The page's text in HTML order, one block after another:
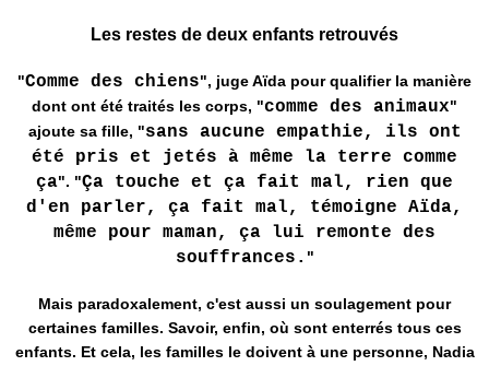
Les restes de deux enfants retrouvés
"Comme des chiens", juge Aïda pour qualifier la manière
dont ont été traités les corps, "comme des animaux"
ajoute sa fille, "sans aucune empathie, ils ont
été pris et jetés à même la terre comme
ça". "Ça touche et ça fait mal, rien que
d'en parler, ça fait mal, témoigne Aïda,
même pour maman, ça lui remonte des
souffrances. "
Mais paradoxalement, c'est aussi un soulagement pour
certaines familles. Savoir, enfin, où sont enterrés tous ces
enfants. Et cela, les familles le doivent à une personne, Nadia